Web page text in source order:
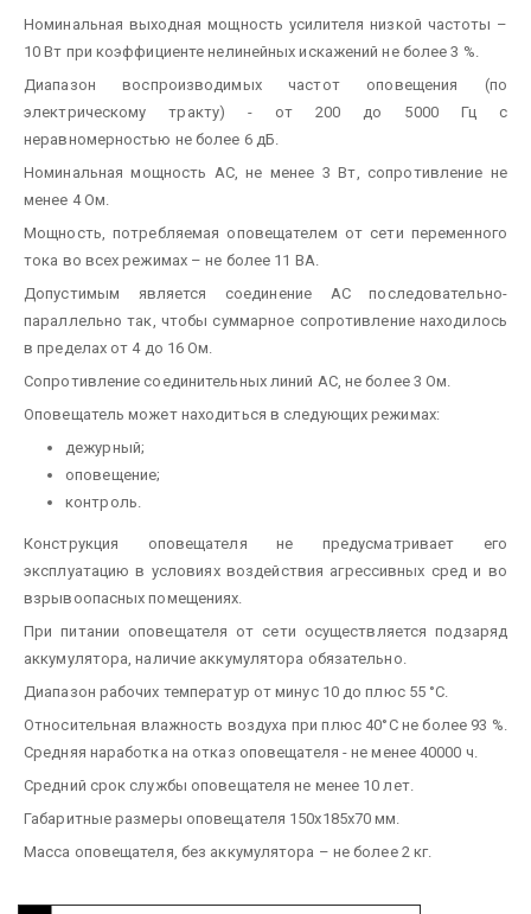
Номинальная выходная мощность усилителя низкой частоты –
10 Вт при коэффициенте нелинейных искажений не более 3 %.
Диапазон воспроизводимых частот оповещения (по
электрическому тракту) - от 200 до 5000 Гц с
неравномерностью не более 6 дБ.
Номинальная мощность АС, не менее 3 Вт, сопротивление не
менее 4 Ом.
Мощность, потребляемая оповещателем от сети переменного
тока во всех режимах – не более 11 ВА.
Допустимым является соединение АС последовательно-
параллельно так, чтобы суммарное сопротивление находилось
в пределах от 4 до 16 Ом.
Сопротивление соединительных линий АС, не более 3 Ом.
Оповещатель может находиться в следующих режимах:
дежурный;
оповещение;
контроль.
Конструкция оповещателя не предусматривает его
эксплуатацию в условиях воздействия агрессивных сред и во
взрывоопасных помещениях.
При питании оповещателя от сети осуществляется подзаряд
аккумулятора, наличие аккумулятора обязательно.
Диапазон рабочих температур от минус 10 до плюс 55 °С.
Относительная влажность воздуха при плюс 40°С не более 93 %.
Средняя наработка на отказ оповещателя - не менее 40000 ч.
Средний срок службы оповещателя не менее 10 лет.
Габаритные размеры оповещателя 150х185х70 мм.
Масса оповещателя, без аккумулятора – не более 2 кг.